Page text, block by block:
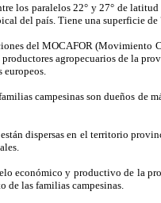
los paralelos 22° y 27° de
del país. Tiene una superficie de
del MOCAFOR (Movimiento
agropecuarios de la
campesinas son dueños de
dispersas en el territorio
económico y productivo de la
de las familias campesinas.